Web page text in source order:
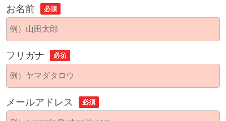
お名前 必須
フリガナ 必須
メールアドレス 必須